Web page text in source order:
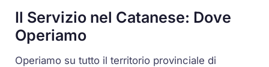
Il Servizio nel Catanese: Dove
Operiamo
Operiamo su tutto il territorio provinciale di